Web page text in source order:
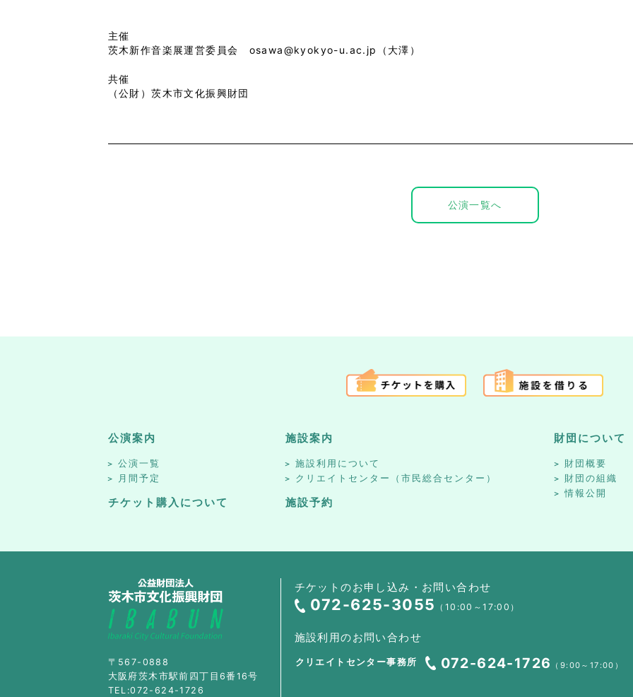
主催
茨木新作音楽展運営委員会 osawa@kyokyo-u.ac.jp（大澤）
共催
（公財）茨木市文化振興財団
公演一覧へ
公演案内
公演一覧
月間予定
チケット購入について
施設案内
施設利用について
クリエイトセンター（市民総合センター）
施設予約
財団について
財団概要
財団の組織
情報公開
〒567-0888
大阪府茨木市駅前四丁目6番16号
TEL:072-624-1726
チケットのお申し込み・お問い合わせ
072-625-3055 （10:00～17:00）
施設利用のお問い合わせ
クリエイトセンター事務所 072-624-1726 （9:00～17:00）